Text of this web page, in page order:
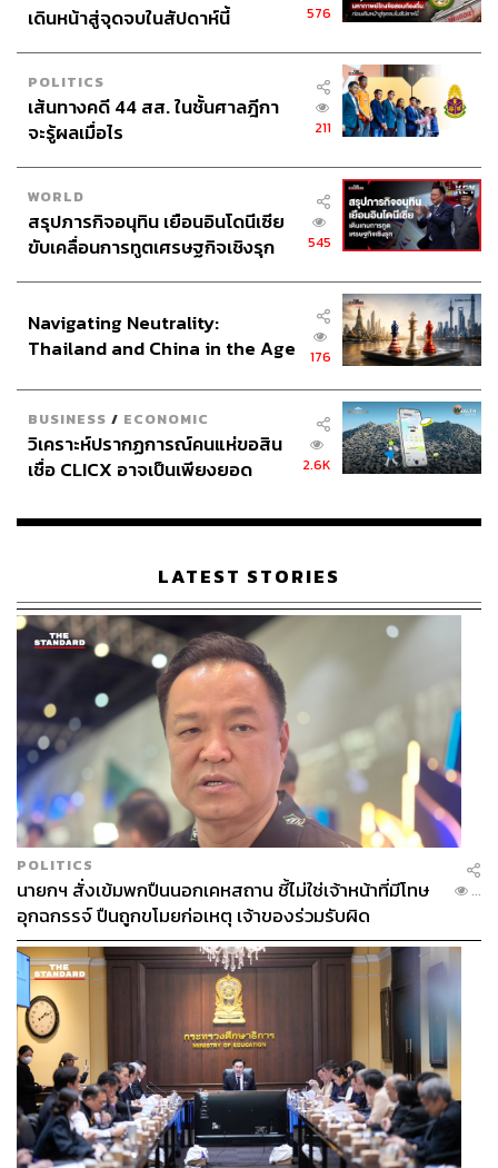
ศรีจันทร์ สกิน มอยส์เจอร์ เบิร์ส เติมความชุ่มชื่นให้ผิว 72
ชั่วโมง
ศรีจันทร์ ซุปเปอร์ ซี ไบร์ทเทนนิ่ง
ฟื้นผิวให้กลับมากระจ่างใส ด้วยคุณค่าอนุพันธ์วิตามินซี ให้
ศรีจันทร์ ซุปเปอร์ ซี ไบร์ทเทนนิ่ง กู้วิกฤตผิวหมองคล้ำด้วย
อนุพันธ์วิตามินซี
ศรีจันทร์ ไทม์เลส แอนตี้ เอจจิ้ง
คืนชีพผิวอ่อนเยาว์และดูกระชับภายใน 3 วัน จากคุณค่าสาร
สกัดจากBakuchiolนวัตกรรมทางเลือกแทนเรตินอล พร้อม
ด้วยเทคโนโลยีHyalufiller Drone Technology เติมความชุ่ม
ชื้นและลดริ้วรอย ให้ผิวดูเรียบเนียน เปล่งปลั่ง อ่อนเยาว์
เดินหน้าสู่จุดจบในสัปดาห์นี้
576
POLITICS
เส้นทางคดี 44 สส. ในชั้นศาลฎีกา
จะรู้ผลเมื่อไร
211
WORLD
สรุปภารกิจอนุทิน เยือนอินโดนีเซีย
ขับเคลื่อนการทูตเศรษฐกิจเชิงรุก
545
Navigating Neutrality:
Thailand and China in the Age
176
BUSINESS / ECONOMIC
วิเคราะห์ปรากฏการณ์คนแห่ขอสิน
เชื่อ CLICX อาจเป็นเพียงยอด
เรือนไทยที่ถูกซุกไว้
2.6K
LATEST STORIES
POLITICS
นายกฯ สั่งเข้มพกปืนนอกเคหสถาน ชี้ไม่ใช่เจ้าหน้าที่มีโทษ
อุกฉกรรจ์ ปืนถูกขโมยก่อเหตุ เจ้าของร่วมรับผิด
...